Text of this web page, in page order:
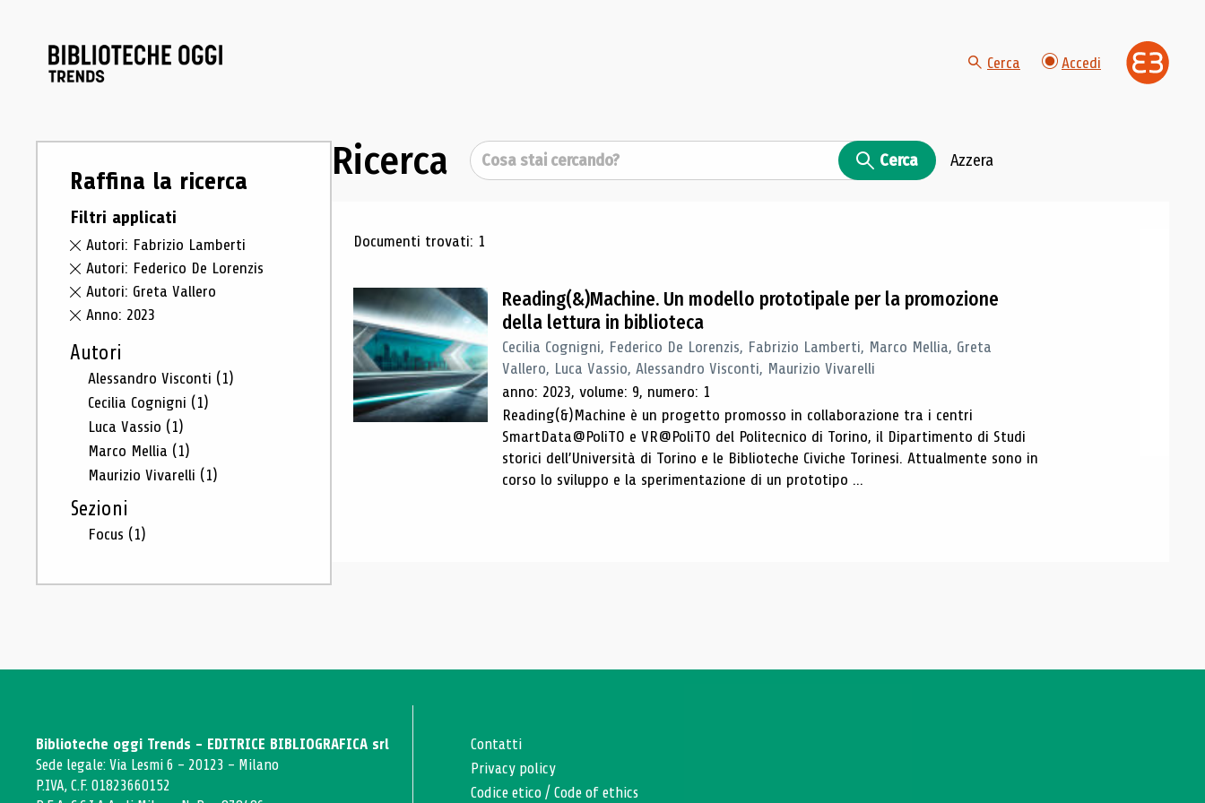
Cerca Accedi
Raffina la ricerca
Filtri applicati
Autori: Fabrizio Lamberti
Autori: Federico De Lorenzis
Autori: Greta Vallero
Anno: 2023
Autori
Alessandro Visconti (1)
Cecilia Cognigni (1)
Luca Vassio (1)
Marco Mellia (1)
Maurizio Vivarelli (1)
Sezioni
Focus (1)
Ricerca Cerca Cerca Azzera
Risultati di ricerca
Documenti trovati: 1
Reading(&)Machine. Un modello prototipale per la promozione
della lettura in biblioteca
Cecilia Cognigni, Federico De Lorenzis, Fabrizio Lamberti, Marco Mellia, Greta
Vallero, Luca Vassio, Alessandro Visconti, Maurizio Vivarelli
anno: 2023, volume: 9, numero: 1
Reading(&)Machine è un progetto promosso in collaborazione tra i centri
SmartData@PoliTO e VR@PoliTO del Politecnico di Torino, il Dipartimento di Studi
storici dell’Università di Torino e le Biblioteche Civiche Torinesi. Attualmente sono in
corso lo sviluppo e la sperimentazione di un prototipo ...
Biblioteche oggi Trends - EDITRICE BIBLIOGRAFICA srl
Sede legale: Via Lesmi 6 - 20123 - Milano
P.IVA, C.F. 01823660152
Contatti
Privacy policy
Codice etico /Code of ethics